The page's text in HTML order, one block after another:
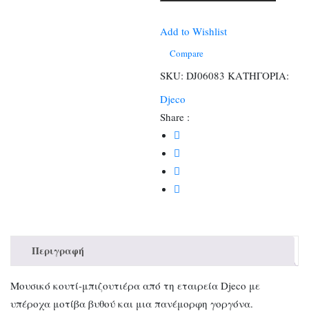
ποσότητα
Add to Wishlist
Compare
SKU: DJ06083 ΚΑΤΗΓΟΡΙΑ:
Djeco
Share :
Περιγραφή
Μουσικό κουτί-μπιζουτιέρα από τη εταιρεία Djeco με
υπέροχα μοτίβα βυθού και μια πανέμορφη γοργόνα.